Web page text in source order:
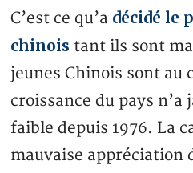
C’est ce qu’a décidé le
chinois tant ils sont
jeunes Chinois sont au
croissance du pays n’a
faible depuis 1976. La
mauvaise appréciation